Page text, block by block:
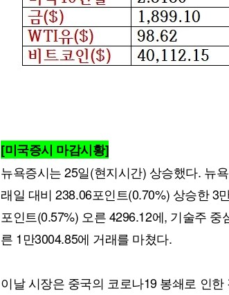
[미국증시 마감시황]
뉴욕증시는 25일(현지시간) 상승했다. 뉴
래일 대비 238.06포인트(0.70%) 상승한 3
포인트(0.57%) 오른 4296.12에, 기술주
른 1만3004.85에 거래를 마쳤다.
이날 시장은 중국의 코로나19 봉쇄로 인